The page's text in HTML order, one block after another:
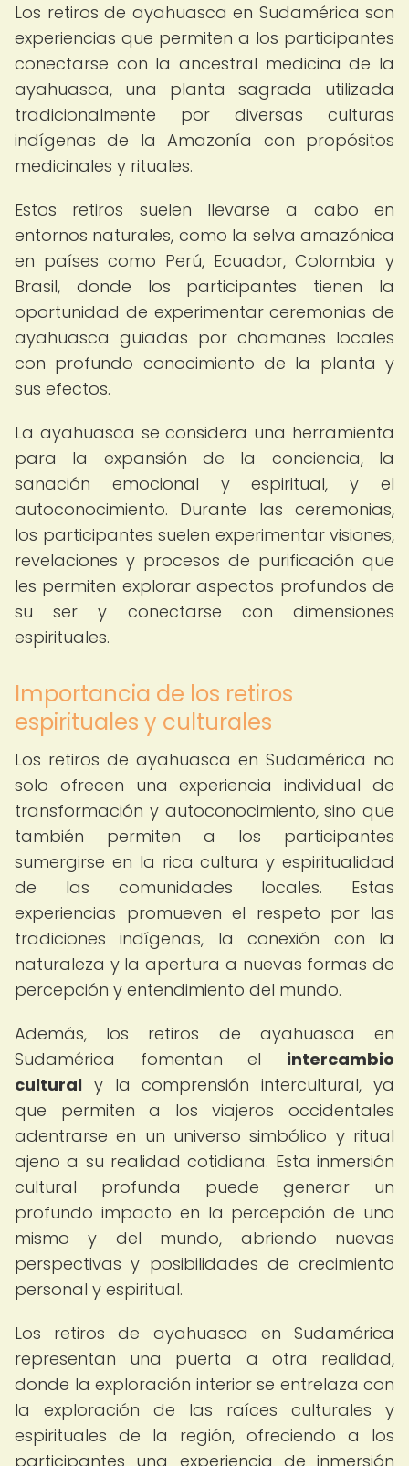
Los retiros de ayahuasca en Sudamérica son
experiencias que permiten a los participantes
conectarse con la ancestral medicina de la
ayahuasca, una planta sagrada utilizada
tradicionalmente por diversas culturas
indígenas de la Amazonía con propósitos
medicinales y rituales.
Estos retiros suelen llevarse a cabo en
entornos naturales, como la selva amazónica
en países como Perú, Ecuador, Colombia y
Brasil, donde los participantes tienen la
oportunidad de experimentar ceremonias de
ayahuasca guiadas por chamanes locales
con profundo conocimiento de la planta y
sus efectos.
La ayahuasca se considera una herramienta
para la expansión de la conciencia, la
sanación emocional y espiritual, y el
autoconocimiento. Durante las ceremonias,
los participantes suelen experimentar visiones,
revelaciones y procesos de purificación que
les permiten explorar aspectos profundos de
su ser y conectarse con dimensiones
espirituales.
Importancia de los retiros
espirituales y culturales
Los retiros de ayahuasca en Sudamérica no
solo ofrecen una experiencia individual de
transformación y autoconocimiento, sino que
también permiten a los participantes
sumergirse en la rica cultura y espiritualidad
de las comunidades locales. Estas
experiencias promueven el respeto por las
tradiciones indígenas, la conexión con la
naturaleza y la apertura a nuevas formas de
percepción y entendimiento del mundo.
Además, los retiros de ayahuasca en
Sudamérica fomentan el intercambio
cultural y la comprensión intercultural, ya
que permiten a los viajeros occidentales
adentrarse en un universo simbólico y ritual
ajeno a su realidad cotidiana. Esta inmersión
cultural profunda puede generar un
profundo impacto en la percepción de uno
mismo y del mundo, abriendo nuevas
perspectivas y posibilidades de crecimiento
personal y espiritual.
Los retiros de ayahuasca en Sudamérica
representan una puerta a otra realidad,
donde la exploración interior se entrelaza con
la exploración de las raíces culturales y
espirituales de la región, ofreciendo a los
participantes una experiencia de inmersión